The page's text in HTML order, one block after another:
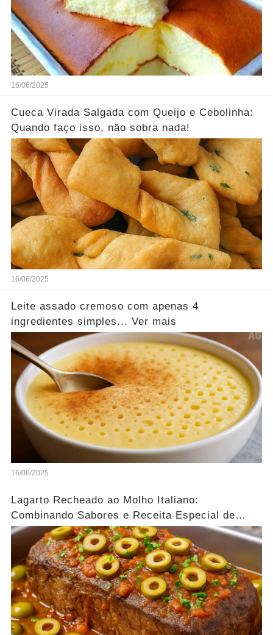
16/06/2025
Cueca Virada Salgada com Queijo e Cebolinha:
Quando faço isso, não sobra nada!
16/06/2025
Leite assado cremoso com apenas 4
ingredientes simples... Ver mais
16/06/2025
Lagarto Recheado ao Molho Italiano:
Combinando Sabores e Receita Especial de
família